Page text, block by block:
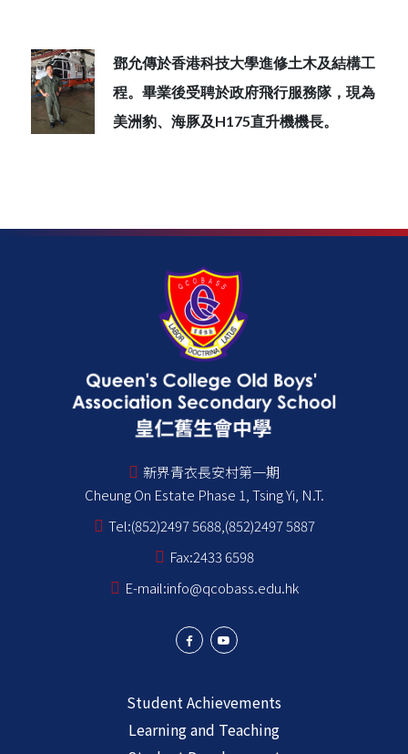
鄧允傳於香港科技大學進修土木及結構工
程。畢業後受聘於政府飛行服務隊，現為
美洲豹、海豚及H175直升機機長。
新界青衣長安村第一期
Cheung On Estate Phase 1, Tsing Yi, N.T.
Tel:(852)2497 5688,(852)2497 5887
Fax:2433 6598
E-mail:info@qcobass.edu.hk
Student Achievements
Learning and Teaching